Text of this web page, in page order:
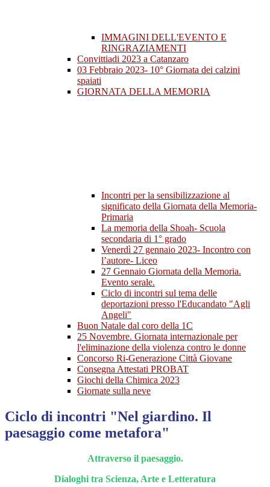
IMMAGINI DELL'EVENTO E
RINGRAZIAMENTI
Convittiadi 2023 a Catanzaro
03 Febbraio 2023- 10° Giornata dei calzini
spaiati
GIORNATA DELLA MEMORIA
Incontri per la sensibilizzazione al
significato della Giornata della Memoria-
Primaria
La memoria della Shoah- Scuola
secondaria di 1° grado
Venerdì 27 gennaio 2023- Incontro con
l’autore- Liceo
27 Gennaio Giornata della Memoria.
Evento serale.
Ciclo di incontri sul tema delle
deportazioni presso l'Educandato "Agli
Angeli"
Buon Natale dal coro della 1C
25 Novembre. Giornata internazionale per
l'eliminazione della violenza contro le donne
Concorso Ri-Generazione Città Giovane
Consegna Attestati PROBAT
Giochi della Chimica 2023
Giornate sulla neve
Ciclo di incontri "Nel giardino. Il
paesaggio come metafora"
Attraverso il paesaggio.
Dialoghi tra Scienza, Arte e Letteratura